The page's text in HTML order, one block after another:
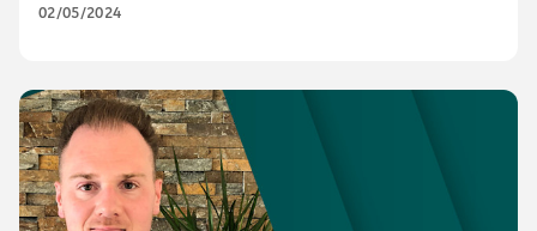
02/05/2024